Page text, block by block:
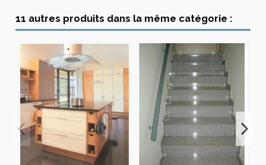
11 autres produits dans la même catégorie :